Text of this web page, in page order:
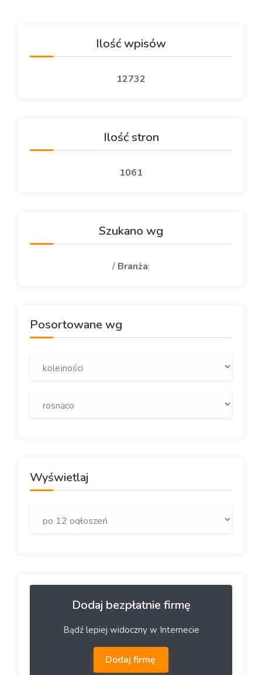
Ilość wpisów
12732
Ilość stron
1061
Szukano wg
/ Branża:
Posortowane wg
Wyświetlaj
Dodaj bezpłatnie firmę
Bądź lepiej widoczny w Internecie
Dodaj firmę